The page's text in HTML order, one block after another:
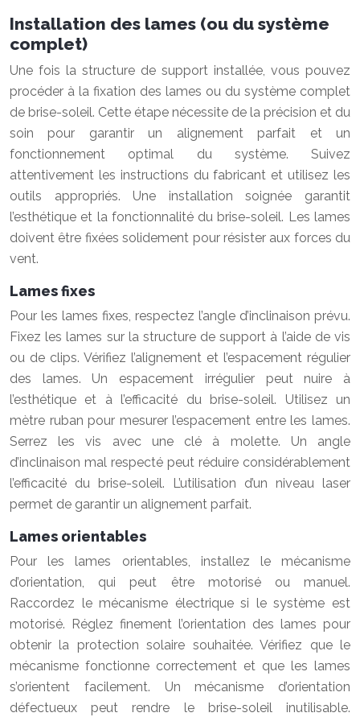
Installation des lames (ou du système
complet)
Une fois la structure de support installée, vous pouvez
procéder à la fixation des lames ou du système complet
de brise-soleil. Cette étape nécessite de la précision et du
soin pour garantir un alignement parfait et un
fonctionnement optimal du système. Suivez
attentivement les instructions du fabricant et utilisez les
outils appropriés. Une installation soignée garantit
l’esthétique et la fonctionnalité du brise-soleil. Les lames
doivent être fixées solidement pour résister aux forces du
vent.
Lames fixes
Pour les lames fixes, respectez l’angle d’inclinaison prévu.
Fixez les lames sur la structure de support à l’aide de vis
ou de clips. Vérifiez l’alignement et l’espacement régulier
des lames. Un espacement irrégulier peut nuire à
l’esthétique et à l’efficacité du brise-soleil. Utilisez un
mètre ruban pour mesurer l’espacement entre les lames.
Serrez les vis avec une clé à molette. Un angle
d’inclinaison mal respecté peut réduire considérablement
l’efficacité du brise-soleil. L’utilisation d’un niveau laser
permet de garantir un alignement parfait.
Lames orientables
Pour les lames orientables, installez le mécanisme
d’orientation, qui peut être motorisé ou manuel.
Raccordez le mécanisme électrique si le système est
motorisé. Réglez finement l’orientation des lames pour
obtenir la protection solaire souhaitée. Vérifiez que le
mécanisme fonctionne correctement et que les lames
s’orientent facilement. Un mécanisme d’orientation
défectueux peut rendre le brise-soleil inutilisable.